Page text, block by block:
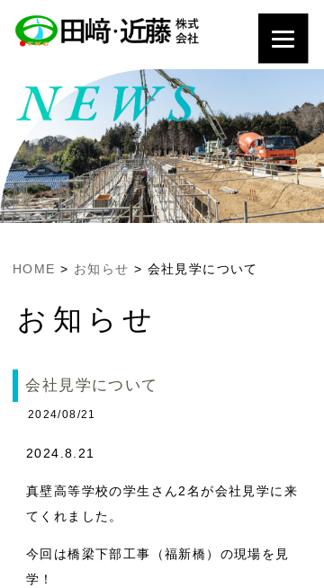
HOME > お知らせ > 会社見学について
お知らせ
会社見学について
2024/08/21
2024.8.21
真壁高等学校の学生さん2名が会社見学に来
てくれました。
今回は橋梁下部工事（福新橋）の現場を見
学！